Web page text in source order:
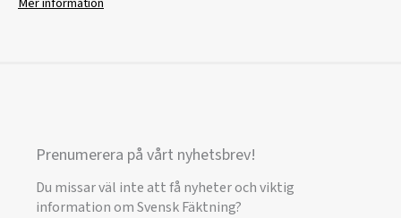
Prenumerera på vårt nyhetsbrev!
Du missar väl inte att få nyheter och viktig
information om Svensk Fäktning?